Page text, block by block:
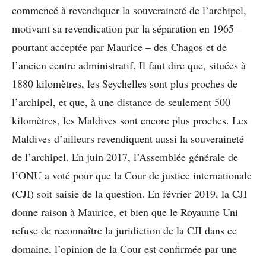
commencé à revendiquer la souveraineté de l’archipel,
motivant sa revendication par la séparation en 1965 –
pourtant acceptée par Maurice – des Chagos et de
l’ancien centre administratif. Il faut dire que, situées à
1880 kilomètres, les Seychelles sont plus proches de
l’archipel, et que, à une distance de seulement 500
kilomètres, les Maldives sont encore plus proches. Les
Maldives d’ailleurs revendiquent aussi la souveraineté
de l’archipel. En juin 2017, l’Assemblée générale de
l’ONU a voté pour que la Cour de justice internationale
(CJI) soit saisie de la question. En février 2019, la CJI
donne raison à Maurice, et bien que le Royaume Uni
refuse de reconnaître la juridiction de la CJI dans ce
domaine, l’opinion de la Cour est confirmée par une